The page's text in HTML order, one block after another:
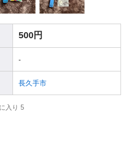
500円
-
長久手市
入り 5